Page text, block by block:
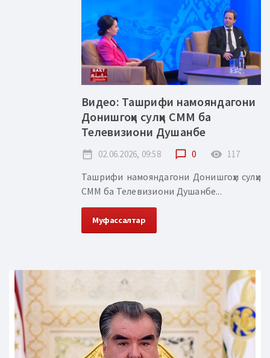
Видео: Ташрифи намояндагони
Донишгоҳи сулҳи СММ ба
Телевизиони Душанбе
date_range 02.06.2026, 09:58 chat_bubble_outline 0 remove_red_eye 117
Ташрифи намояндагони Донишгоҳи сулҳи
СММ ба Телевизиони Душанбе...
Муфассалтар